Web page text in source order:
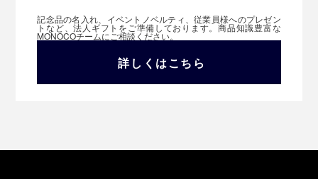
記念品の名入れ、イベントノベルティ、従業員様へのプレゼン
トなど、法人ギフトをご準備しております。商品知識豊富な
MONOCOチームにご相談ください。
詳しくはこちら